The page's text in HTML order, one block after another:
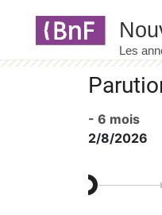
- 6 mois
2/8/2026